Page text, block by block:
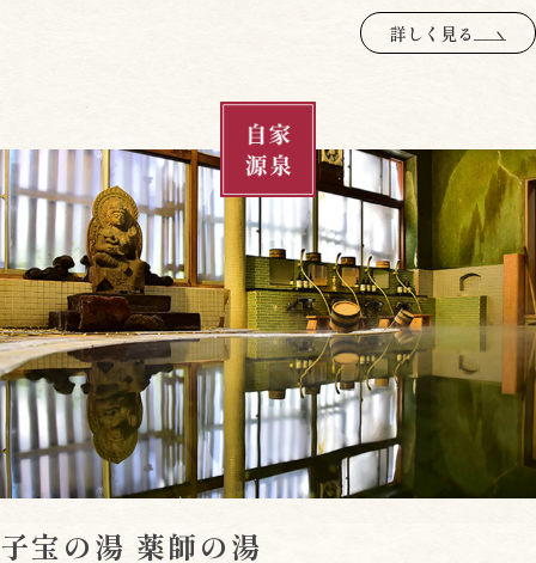
詳しく見る
子宝の湯 薬師の湯